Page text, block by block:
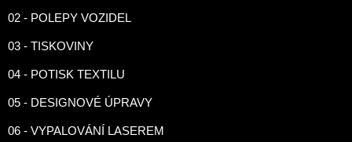
02 - POLEPY VOZIDEL
03 - TISKOVINY
04 - POTISK TEXTILU
05 - DESIGNOVÉ ÚPRAVY
06 - VYPALOVÁNÍ LASEREM